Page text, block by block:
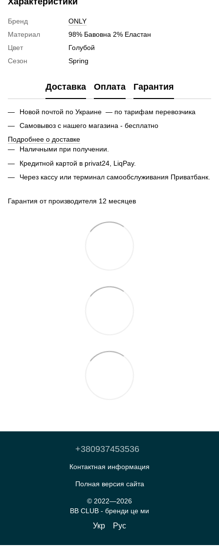
Бренд
ONLY
Материал
98% Бавовна 2% Еластан
Цвет
Голубой
Сезон
Spring
Доставка Оплата Гарантия
Новой почтой по Украине — по тарифам перевозчика
Самовывоз с нашего магазина - бесплатно
Подробнее о доставке
Наличными при получении.
Кредитной картой в privat24, LiqPay.
Через кассу или терминал самообслуживания Приватбанк.
Гарантия от производителя 12 месяцев
+380937453536
Контактная информация
Полная версия сайта
© 2022—2026
BB CLUB - бренди це ми
Укр Рус